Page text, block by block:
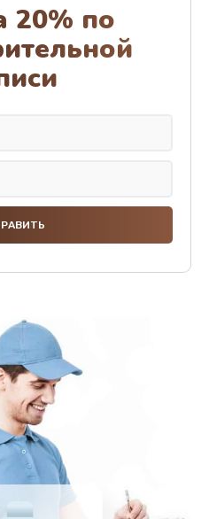
термостата
руб.
капучинатора
или декальцинация
блока
руб.
элементов
руб.
20% по